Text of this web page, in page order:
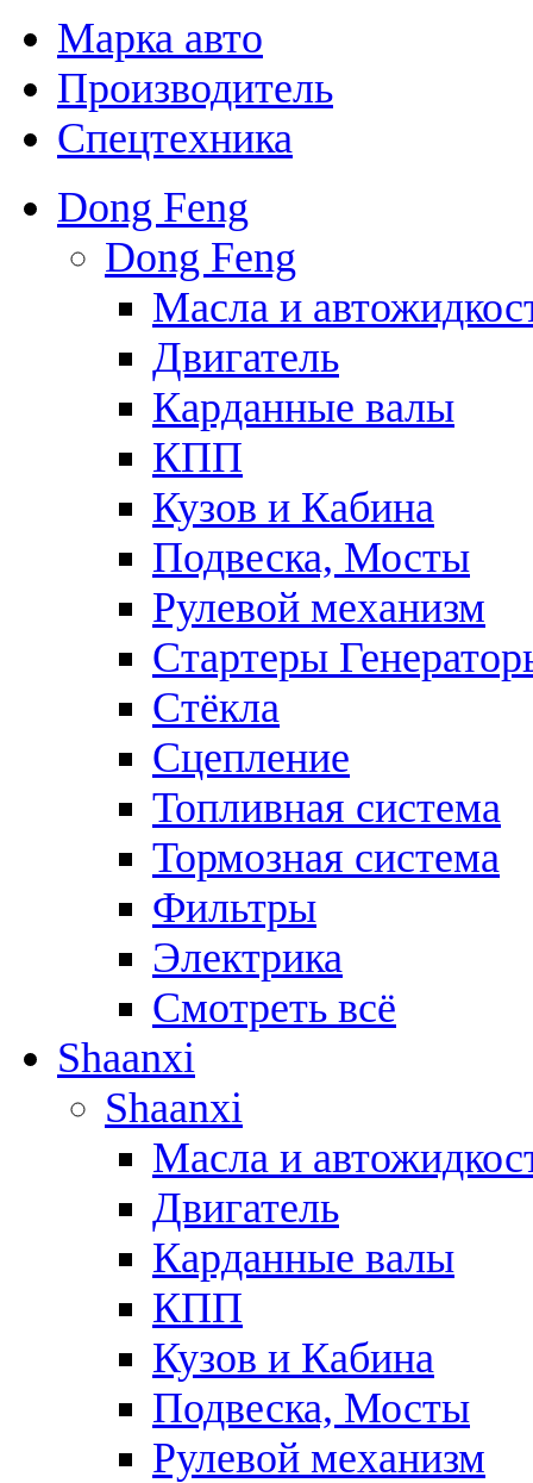
Марка авто
Производитель
Спецтехника
Dong Feng
Dong Feng
Масла и
Двигатель
Карданные валы
КПП
Кузов и Кабина
Подвеска, Мосты
Рулевой механизм
Стартеры
Стёкла
Сцепление
Топливная система
Тормозная система
Фильтры
Электрика
Смотреть всё
Shaanxi
Shaanxi
Масла и
Двигатель
Карданные валы
КПП
Кузов и Кабина
Подвеска, Мосты
Рулевой механизм